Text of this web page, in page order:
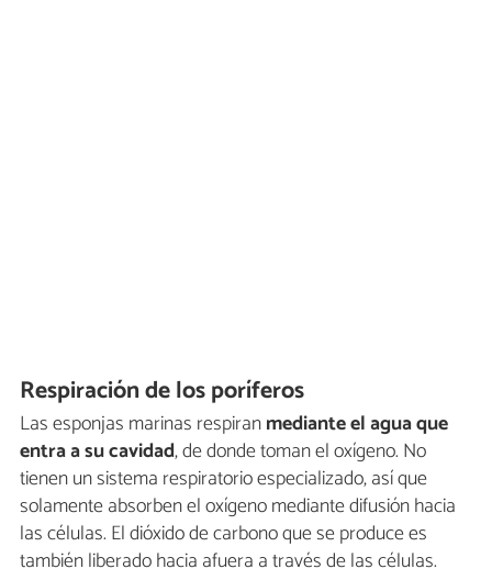
Respiración de los poríferos
Las esponjas marinas respiranmediante el agua que
entra a su cavidad, de donde toman el oxígeno. No
tienen un sistema respiratorio especializado, así que
solamente absorben el oxígeno mediante difusión hacia
las células. El dióxido de carbono que se produce es
también liberado hacia afuera a través de las células.